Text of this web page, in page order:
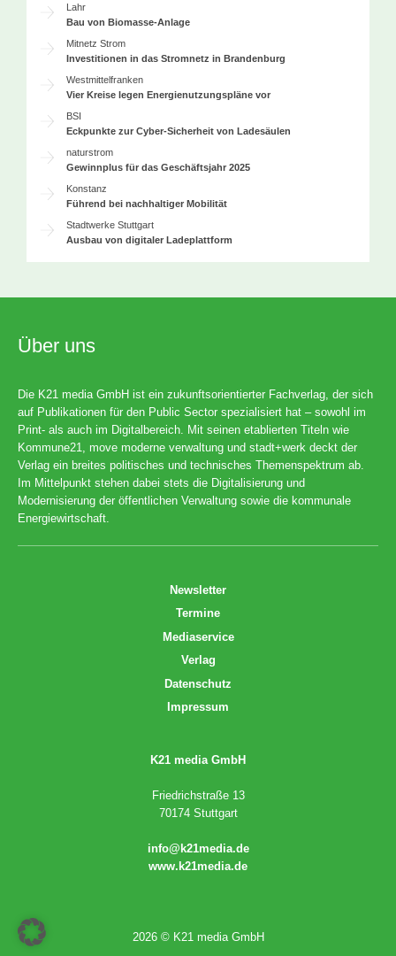
Lahr
Bau von Biomasse-Anlage
Mitnetz Strom
Investitionen in das Stromnetz in Brandenburg
Westmittelfranken
Vier Kreise legen Energienutzungspläne vor
BSI
Eckpunkte zur Cyber-Sicherheit von Ladesäulen
naturstrom
Gewinnplus für das Geschäftsjahr 2025
Konstanz
Führend bei nachhaltiger Mobilität
Stadtwerke Stuttgart
Ausbau von digitaler Ladeplattform
Über uns
Die K21 media GmbH ist ein zukunftsorientierter Fachverlag, der sich
auf Publikationen für den Public Sector spezialisiert hat – sowohl im
Print- als auch im Digitalbereich. Mit seinen etablierten Titeln wie
Kommune21, move moderne verwaltung und stadt+werk deckt der
Verlag ein breites politisches und technisches Themenspektrum ab.
Im Mittelpunkt stehen dabei stets die Digitalisierung und
Modernisierung der öffentlichen Verwaltung sowie die kommunale
Energiewirtschaft.
Newsletter
Termine
Mediaservice
Verlag
Datenschutz
Impressum
K21 media GmbH
Friedrichstraße 13
70174 Stuttgart
info@k21media.de
www.k21media.de
2026 © K21 media GmbH